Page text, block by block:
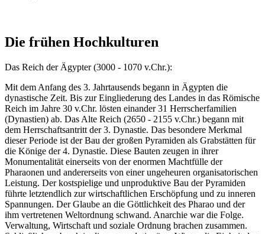
Die frühen Hochkulturen
Das Reich der Ägypter (3000 - 1070 v.Chr.):
Mit dem Anfang des 3. Jahrtausends begann in Ägypten die
dynastische Zeit. Bis zur Eingliederung des Landes in das Römische
Reich im Jahre 30 v.Chr. lösten einander 31 Herrscherfamilien
(Dynastien) ab. Das Alte Reich (2650 - 2155 v.Chr.) begann mit
dem Herrschaftsantritt der 3. Dynastie. Das besondere Merkmal
dieser Periode ist der Bau der großen Pyramiden als Grabstätten für
die Könige der 4. Dynastie. Diese Bauten zeugen in ihrer
Monumentalität einerseits von der enormen Machtfülle der
Pharaonen und andererseits von einer ungeheuren organisatorischen
Leistung. Der kostspielige und unproduktive Bau der Pyramiden
führte letztendlich zur wirtschaftlichen Erschöpfung und zu inneren
Spannungen. Der Glaube an die Göttlichkeit des Pharao und der
ihm vertretenen Weltordnung schwand. Anarchie war die Folge.
Verwaltung, Wirtschaft und soziale Ordnung brachen zusammen.